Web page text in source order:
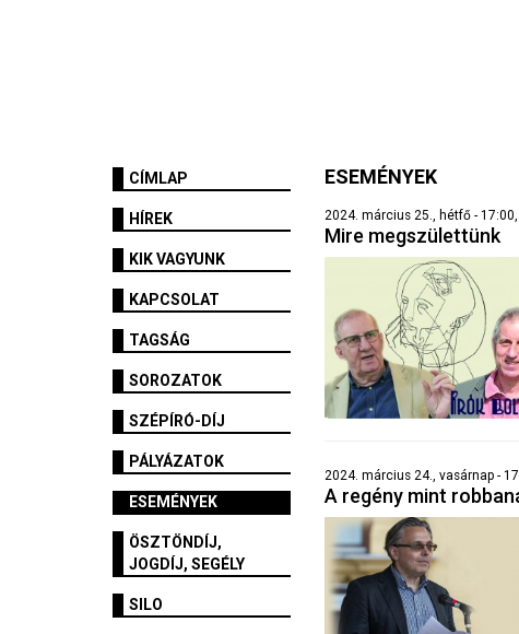
CÍMLAP
HÍREK
KIK VAGYUNK
KAPCSOLAT
TAGSÁG
SOROZATOK
SZÉPÍRÓ-DÍJ
PÁLYÁZATOK
ESEMÉNYEK
ÖSZTÖNDÍJ,
JOGDÍJ, SEGÉLY
SILO
ESEMÉNYEK
2024. március 25., hétfő -
Mire megszülettünk
2024. március 24., vasárnap -
A regény mint